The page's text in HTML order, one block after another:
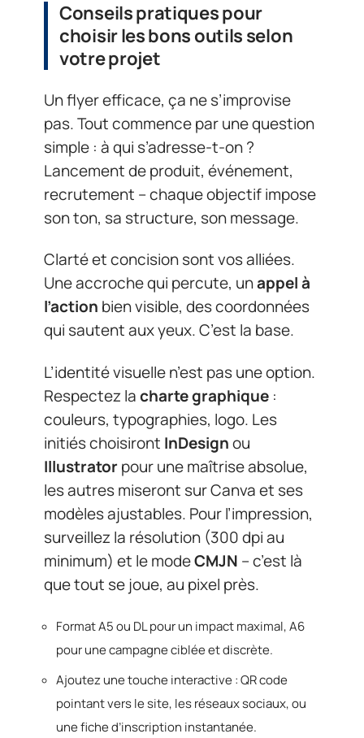
Conseils pratiques pour
choisir les bons outils selon
votre projet
Un flyer efficace, ça ne s’improvise
pas. Tout commence par une question
simple : à qui s’adresse-t-on ?
Lancement de produit, événement,
recrutement – chaque objectif impose
son ton, sa structure, son message.
Clarté et concision sont vos alliées.
Une accroche qui percute, unappel à
l’action bien visible, des coordonnées
qui sautent aux yeux. C’est la base.
L’identité visuelle n’est pas une option.
Respectez lacharte graphique :
couleurs, typographies, logo. Les
initiés choisiront InDesignou
Illustratorpour une maîtrise absolue,
les autres miseront sur Canva et ses
modèles ajustables. Pour l’impression,
surveillez la résolution (300 dpi au
minimum) et le modeCMJN – c’est là
que tout se joue, au pixel près.
Format A5 ou DL pour un impact maximal, A6
pour une campagne ciblée et discrète.
Ajoutez une touche interactive : QR code
pointant vers le site, les réseaux sociaux, ou
une fiche d’inscription instantanée.